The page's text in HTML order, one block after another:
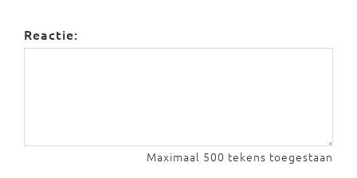
Reactie:
Maximaal 500 tekens toegestaan